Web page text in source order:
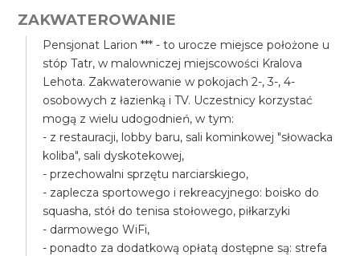
ZAKWATEROWANIE
Pensjonat Larion *** - to urocze miejsce położone u
stóp Tatr, w malowniczej miejscowości Kralova
Lehota. Zakwaterowanie w pokojach 2-, 3-, 4-
osobowych z łazienką i TV. Uczestnicy korzystać
mogą z wielu udogodnień, w tym:
- z restauracji, lobby baru, sali kominkowej "słowacka
koliba", sali dyskotekowej,
- przechowalni sprzętu narciarskiego,
- zaplecza sportowego i rekreacyjnego: boisko do
squasha, stół do tenisa stołowego, piłkarzyki
- darmowego WiFi,
- ponadto za dodatkową opłatą dostępne są: strefa